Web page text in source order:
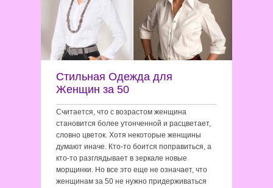
Стильная Одежда для
Женщин за 50
Считается, что с возрастом женщина
становится более утонченной и расцветает,
словно цветок. Хотя некоторые женщины
думают иначе. Кто-то боится поправиться, а
кто-то разглядывает в зеркале новые
морщинки. Но все это еще не означает, что
женщинам за 50 не нужно придерживаться